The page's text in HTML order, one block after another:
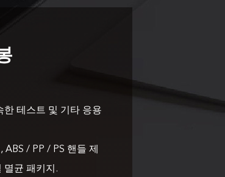
의 애프터 서비스를 제공하기 위해 최선
한 테스트 및 기타 응용
/ PP / PS 핸들 제
멸균 패키지.